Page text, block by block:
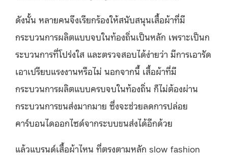
ดังนั้น หลายคนจึงเรียกร้องให้สนับสนุนเสื้อผ้าที่มี
กระบวนการผลิตแบบจบในท้องถิ่นเป็นหลัก เพราะเป็นก
ระบวนการที่โปร่งใส และตรวจสอบได้ง่ายว่า มีการเอารัด
เอาเปรียบแรงงานหรือไม่ นอกจากนี้ เสื้อผ้าที่มี
กระบวนการผลิตแบบครบจบในท้องถิ่น ก็ไม่ต้องผ่าน
กระบวนการขนส่งมากมาย ซึ่งจะช่วยลดการปล่อย
คาร์บอนไดออกไซด์จากระบบขนส่งได้อีกด้วย
แล้วแบรนด์เสื้อผ้าไหน ที่ตรงตามหลัก slow fashion